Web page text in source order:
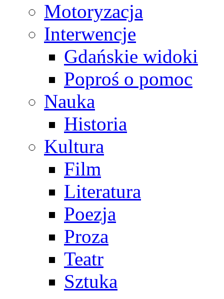
Motoryzacja
Interwencje
Gdańskie widoki
Poproś o pomoc
Nauka
Historia
Kultura
Film
Literatura
Poezja
Proza
Teatr
Sztuka